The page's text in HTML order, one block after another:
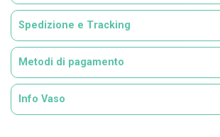
Spedizione e Tracking
Metodi di pagamento
Info Vaso